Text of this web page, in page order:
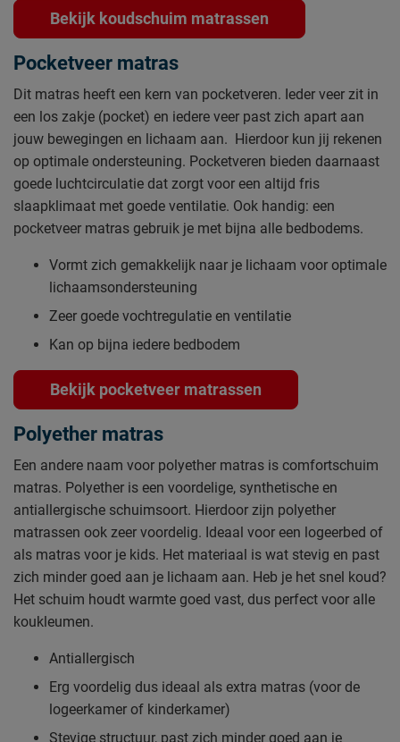
Bekijk koudschuim matrassen
Pocketveer matras
Dit matras heeft een kern van pocketveren. Ieder veer zit in
een los zakje (pocket) en iedere veer past zich apart aan
jouw bewegingen en lichaam aan. Hierdoor kun jij rekenen
op optimale ondersteuning. Pocketveren bieden daarnaast
goede luchtcirculatie dat zorgt voor een altijd fris
slaapklimaat met goede ventilatie. Ook handig: een
pocketveer matras gebruik je met bijna alle bedbodems.
Vormt zich gemakkelijk naar je lichaam voor optimale
lichaamsondersteuning
Zeer goede vochtregulatie en ventilatie
Kan op bijna iedere bedbodem
Bekijk pocketveer matrassen
Polyether matras
Een andere naam voor polyether matras is comfortschuim
matras. Polyether is een voordelige, synthetische en
antiallergische schuimsoort. Hierdoor zijn polyether
matrassen ook zeer voordelig. Ideaal voor een logeerbed of
als matras voor je kids. Het materiaal is wat stevig en past
zich minder goed aan je lichaam aan. Heb je het snel koud?
Het schuim houdt warmte goed vast, dus perfect voor alle
koukleumen.
Antiallergisch
Erg voordelig dus ideaal als extra matras (voor de
logeerkamer of kinderkamer)
Stevige structuur, past zich minder goed aan je